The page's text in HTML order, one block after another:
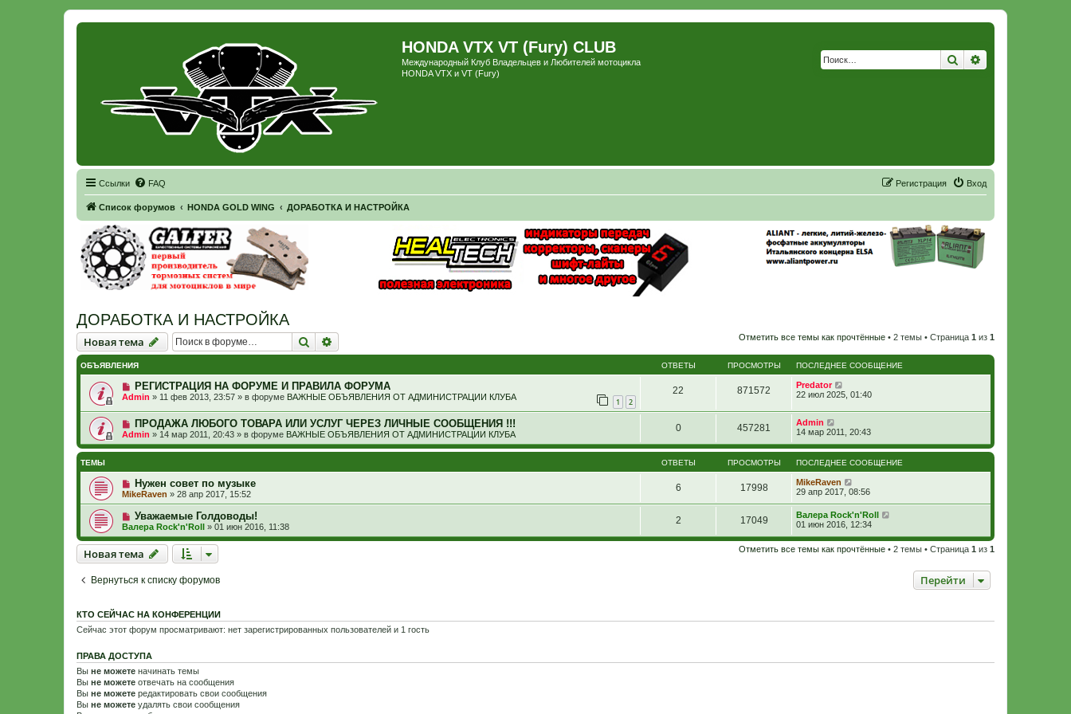
HONDA VTX VT (Fury) CLUB
Международный Клуб Владельцев и Любителей мотоцикла
HONDA VTX и VT (Fury)
Поиск
Ссылки FAQ Вход
Регистрация
Список форумов HONDA GOLD WING ДОРАБОТКА И НАСТРОЙКА
ДОРАБОТКА И НАСТРОЙКА
Новая тема
Новаятема Поиск Отметить все темы как прочтённые • 2 темы • Страница 1 из 1
ОБЪЯВЛЕНИЯ ОТВЕТЫ ПРОСМОТРЫ ПОСЛЕДНЕЕ СООБЩЕНИЕ
РЕГИСТРАЦИЯ НА ФОРУМЕ И ПРАВИЛА ФОРУМА
Admin » 11 фев 2013, 23:57 » в форуме ВАЖНЫЕ ОБЪЯВЛЕНИЯ ОТ АДМИНИСТРАЦИИ КЛУБА 1 2
22 871572
Predator
22 июл 2025, 01:40
ПРОДАЖА ЛЮБОГО ТОВАРА ИЛИ УСЛУГ ЧЕРЕЗ ЛИЧНЫЕ СООБЩЕНИЯ !!!
Admin » 14 мар 2011, 20:43 » в форуме ВАЖНЫЕ ОБЪЯВЛЕНИЯ ОТ АДМИНИСТРАЦИИ КЛУБА
0 457281
Admin
14 мар 2011, 20:43
ТЕМЫ ОТВЕТЫ ПРОСМОТРЫ ПОСЛЕДНЕЕ СООБЩЕНИЕ
Нужен совет по музыке
MikeRaven » 28 апр 2017, 15:52
6 17998
MikeRaven
29 апр 2017, 08:56
Уважаемые Голдоводы!
Валера Rock'n'Roll » 01 июн 2016, 11:38
2 17049
Валера Rock'n'Roll
01 июн 2016, 12:34
Новая тема
Новаятема Отметить все темы как прочтённые • 2 темы • Страница 1 из 1
Вернуться к списку форумов Перейти
КТО СЕЙЧАС НА КОНФЕРЕНЦИИ
Сейчас этот форум просматривают: нет зарегистрированных пользователей и 1 гость
ПРАВА ДОСТУПА
Вы не можете начинать темы
Вы не можете отвечать на сообщения
Вы не можете редактировать свои сообщения
Вы не можете удалять свои сообщения